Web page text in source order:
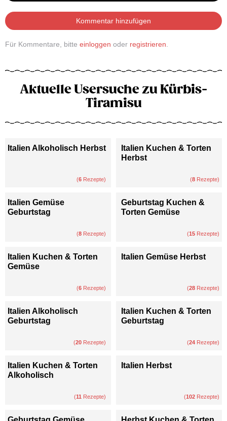
Kommentar hinzufügen
Für Kommentare, bitte einloggen oder registrieren
Aktuelle Usersuche zu Kürbis-
Tiramisu
Italien Alkoholisch Herbst
(6 Rezepte)
Italien Kuchen & Torten
Herbst
(8 Rezepte)
Italien Gemüse
Geburtstag
(8 Rezepte)
Geburtstag Kuchen &
Torten Gemüse
(15 Rezepte)
Italien Kuchen & Torten
Gemüse
(6 Rezepte)
Italien Gemüse Herbst
(28 Rezepte)
Italien Alkoholisch
Geburtstag
(20 Rezepte)
Italien Kuchen & Torten
Geburtstag
(24 Rezepte)
Italien Kuchen & Torten
Alkoholisch
(11 Rezepte)
Italien Herbst
(102 Rezepte)